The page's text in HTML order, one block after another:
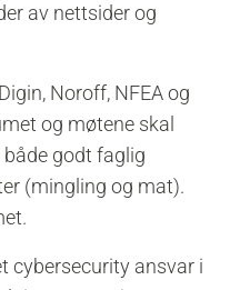
av nettsider og
Noroff, NFEA og
og møtene skal
godt faglig
(mingling og mat).
cybersecurity ansvar i